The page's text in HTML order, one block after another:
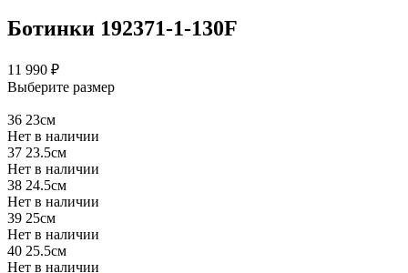
Ботинки 192371-1-130F
11 990 ₽
Выберите размер
36 23см
Нет в наличии
37 23.5см
Нет в наличии
38 24.5см
Нет в наличии
39 25см
Нет в наличии
40 25.5см
Нет в наличии